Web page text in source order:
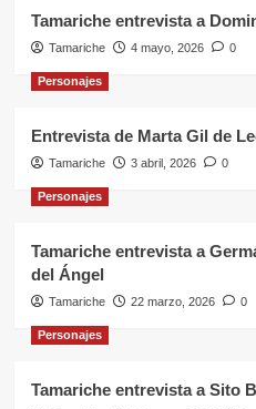
Tamariche entrevista a
Tamariche 4 mayo, 2026 0
Personajes
Entrevista de Marta Gil de
Tamariche 3 abril, 2026 0
Personajes
Tamariche entrevista a
del Ángel
Tamariche 22 marzo, 2026 0
Personajes
Tamariche entrevista a Sito